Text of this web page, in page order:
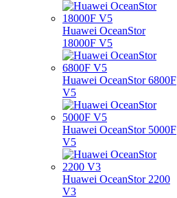
Huawei OceanStor
18000F V5
Huawei OceanStor 6800F
V5
Huawei OceanStor 5000F
V5
Huawei OceanStor 2200
V3